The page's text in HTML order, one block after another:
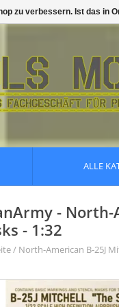
ALLE
-
- 1:32
/ North-American B-25J
zu verbessern. Ist das in